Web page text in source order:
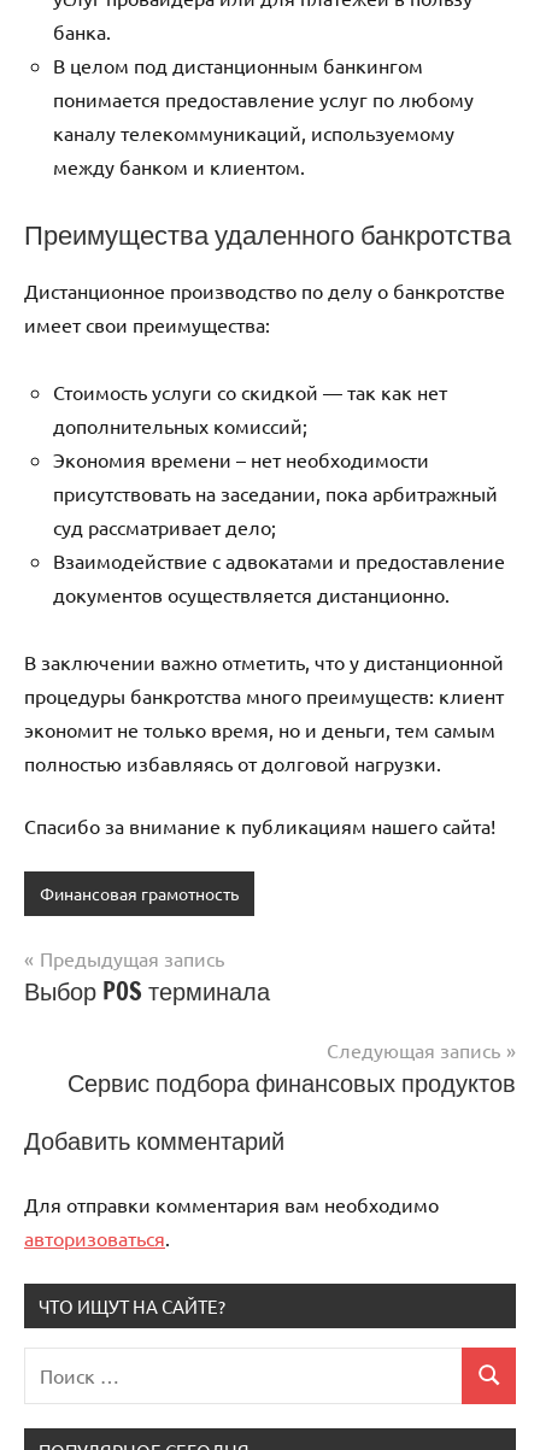
банка.
В целом под дистанционным банкингом
понимается предоставление услуг по любому
каналу телекоммуникаций, используемому
между банком и клиентом.
Преимущества удаленного банкротства
Дистанционное производство по делу о банкротстве
имеет свои преимущества:
Стоимость услуги со скидкой — так как нет
дополнительных комиссий;
Экономия времени – нет необходимости
присутствовать на заседании, пока арбитражный
суд рассматривает дело;
Взаимодействие с адвокатами и предоставление
документов осуществляется дистанционно.
В заключении важно отметить, что у дистанционной
процедуры банкротства много преимуществ: клиент
экономит не только время, но и деньги, тем самым
полностью избавляясь от долговой нагрузки.
Спасибо за внимание к публикациям нашего сайта!
Финансовая грамотность
Навигация
записям
Предыдущая запись
Выбор POS терминала
Следующая запись
Сервис подбора финансовых продуктов
Добавить комментарий
Для отправки комментария вам необходимо
авторизоваться
ЧТО ИЩУТ НА САЙТЕ?
для:
Поиск